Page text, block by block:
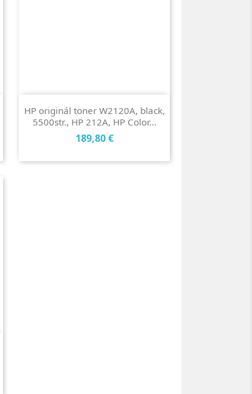
HP originál toner W2120A, black,
5500str., HP 212A, HP Color...
Cena
189,80 €